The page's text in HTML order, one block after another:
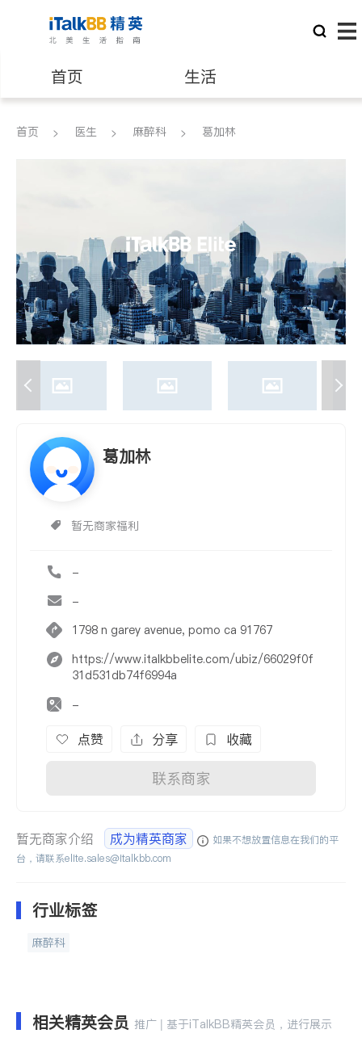
首页 生活
医生 律师
养老 非盈利组织
首页 医生 麻醉科 葛加林
葛加林
暂无商家福利
-
-
1798 n garey avenue, pomo ca 91767
https://www.italkbbelite.com/ubiz/66029f0f
31d531db74f6994a
-
点赞 分享 收藏
联系商家
暂无商家介绍 成为精英商家
如果不想放置信息在我们的平
台，请联系elite.sales@italkbb.com
行业标签
麻醉科
相关精英会员 推广 | 基于iTalkBB精英会员，进行展示